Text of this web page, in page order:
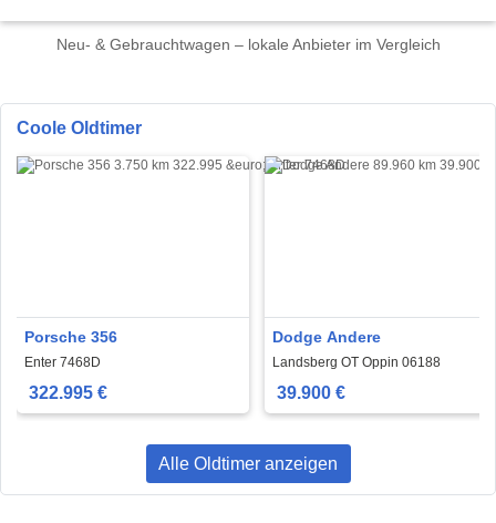
Neu- & Gebrauchtwagen – lokale Anbieter im Vergleich
Coole Oldtimer
Porsche 356
Enter 7468D
322.995 €
Dodge Andere
Landsberg OT Oppin 06188
39.900 €
Alle Oldtimer anzeigen